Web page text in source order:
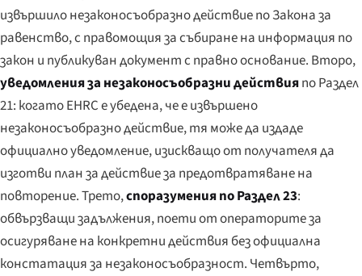
извършило незаконосъобразно действие по Закона за
равенство, с правомощия за събиране на информация по
закон и публикуван документ с правно основание. Второ,
уведомления за незаконосъобразни действияпо Раздел
21: когато EHRC е убедена, че е извършено
незаконосъобразно действие, тя може да издаде
официално уведомление, изискващо от получателя да
изготви план за действие за предотвратяване на
повторение. Трето,споразумения по Раздел 23:
обвързващи задължения, поети от операторите за
осигуряване на конкретни действия без официална
констатация за незаконосъобразност. Четвърто,